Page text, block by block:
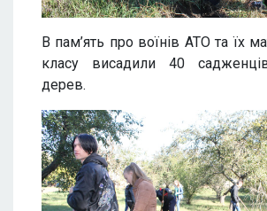
В пам’ять про воїнів АТО та їх
класу висадили 40
дерев.